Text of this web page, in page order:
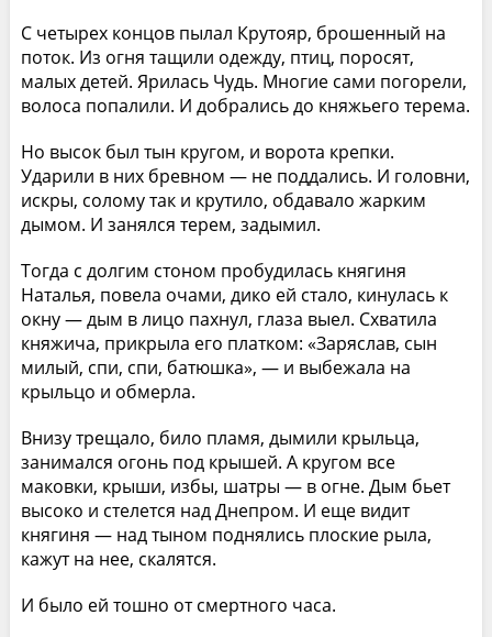
С четырех концов пылал Крутояр, брошенный на
поток. Из огня тащили одежду, птиц, поросят,
малых детей. Ярилась Чудь. Многие сами погорели,
волоса попалили. И добрались до княжьего терема.
Но высок был тын кругом, и ворота крепки.
Ударили в них бревном — не поддались. И головни,
искры, солому так и крутило, обдавало жарким
дымом. И занялся терем, задымил.
Тогда с долгим стоном пробудилась княгиня
Наталья, повела очами, дико ей стало, кинулась к
окну — дым в лицо пахнул, глаза выел. Схватила
княжича, прикрыла его платком: «Заряслав, сын
милый, спи, спи, батюшка», — и выбежала на
крыльцо и обмерла.
Внизу трещало, било пламя, дымили крыльца,
занимался огонь под крышей. А кругом все
маковки, крыши, избы, шатры — в огне. Дым бьет
высоко и стелется над Днепром. И еще видит
княгиня — над тыном поднялись плоские рыла,
кажут на нее, скалятся.
И было ей тошно от смертного часа.